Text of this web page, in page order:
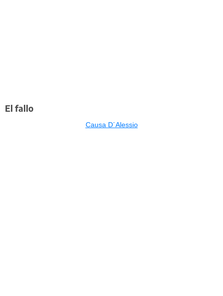
El fallo
Causa D´Alessio